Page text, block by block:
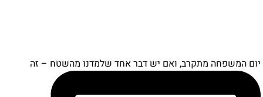
יום המשפחה מתקרב, ואם יש דבר אחד שלמדנו מהשטח – זה